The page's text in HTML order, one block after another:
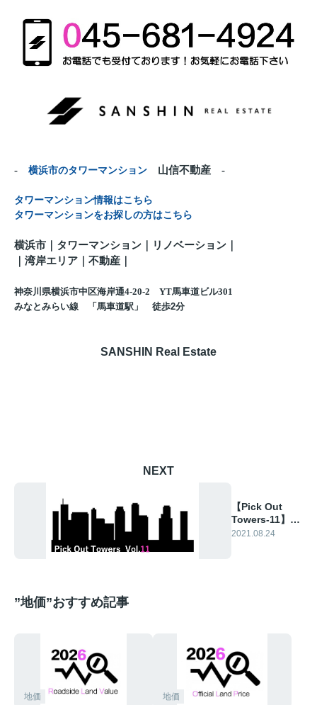
- 横浜市のタワーマンション 山信不動産 -
タワーマンション情報はこちら
タワーマンションをお探しの方はこちら
横浜市｜タワーマンション｜リノベーション｜
湾岸エリア｜不動産
神奈川県横浜市中区海岸通4-20-2 YT馬車道ビル301
みなとみらい線 「馬車道駅」 徒歩2分
SANSHIN Real Estate
NEXT
【Pick Out
Towers-11】
ザ・タワーズ台
2021.08.24
”地価”おすすめ記事
地価 地価